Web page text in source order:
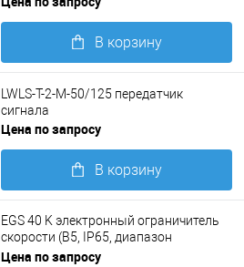
В корзину
Подробнее
LWLS-T-2-M-50/125 передатчик
сигнала
Цена по запросу
В корзину
Подробнее
EGS 40 K электронный ограничитель
скорости (B5, IP65, диапазон
отключения 10...4800 1/мин)
Цена по запросу